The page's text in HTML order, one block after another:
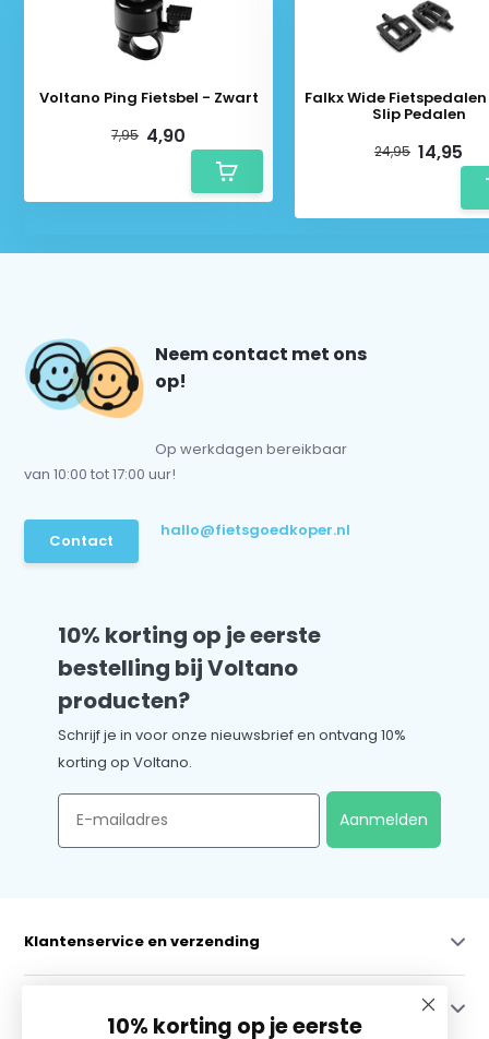
Voltano Ping Fietsbel - Zwart
7,95 4,90
Falkx Wide
Slip Pedalen
24,95 14,95
Neem contact met ons
op!
Op werkdagen bereikbaar
van 10:00 tot 17:00 uur!
Contact
hallo@fietsgoedkoper.nl
10% korting op je eerste
bestelling bij Voltano
producten?
Schrijf je in voor onze nieuwsbrief en ontvang 10%
korting op Voltano.
Email
Aanmelden
Klantenservice en verzending
10% korting op je eerste